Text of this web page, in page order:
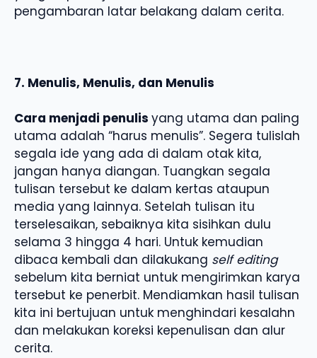
pengambaran latar belakang dalam cerita.
7. Menulis, Menulis, dan Menulis
Cara menjadi penulis yang utama dan paling
utama adalah “harus menulis”. Segera tulislah
segala ide yang ada di dalam otak kita,
jangan hanya diangan. Tuangkan segala
tulisan tersebut ke dalam kertas ataupun
media yang lainnya. Setelah tulisan itu
terselesaikan, sebaiknya kita sisihkan dulu
selama 3 hingga 4 hari. Untuk kemudian
dibaca kembali dan dilakukang self editing
sebelum kita berniat untuk mengirimkan karya
tersebut ke penerbit. Mendiamkan hasil tulisan
kita ini bertujuan untuk menghindari kesalahn
dan melakukan koreksi kepenulisan dan alur
cerita.